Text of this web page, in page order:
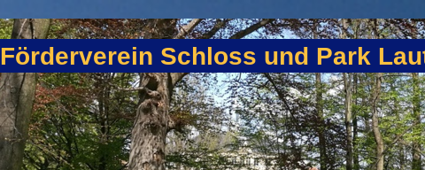
Förderverein Schloss und Park